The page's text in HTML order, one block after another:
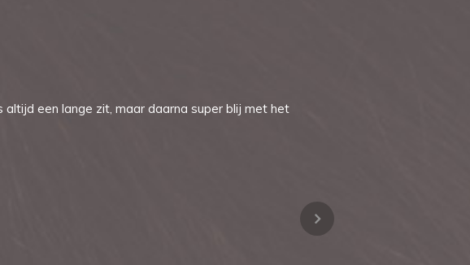
een lange zit, maar daarna super blij met het